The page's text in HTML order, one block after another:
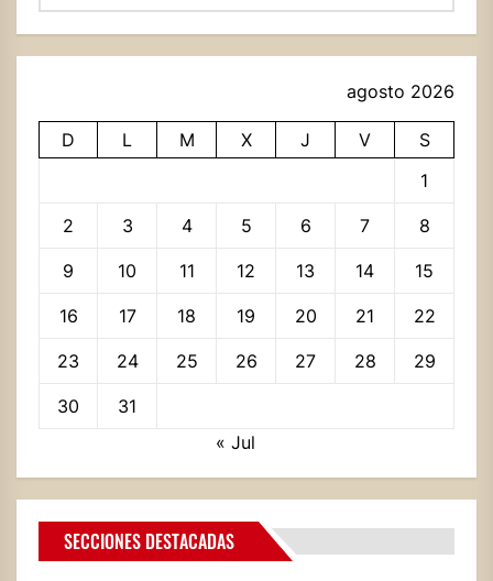
agosto 2026
D L M X J V
S
1
2 3 4 5 6 7 8
9 10 11 12 13 14 15
16 17 18 19 20 21 22
23 24 25 26 27 28 29
30
31
« Jul
SECCIONES DESTACADAS